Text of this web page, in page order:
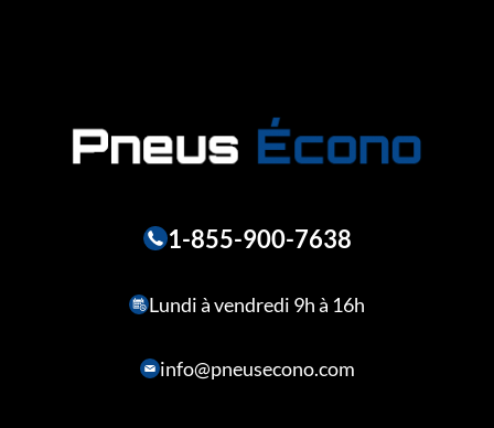
1-855-900-7638
Lundi à vendredi 9h à 16h
info@pneusecono.com